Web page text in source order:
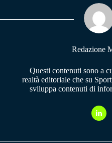
pp m
Redazione
Questi contenuti sono a
realtà editoriale che su
sviluppa contenuti di